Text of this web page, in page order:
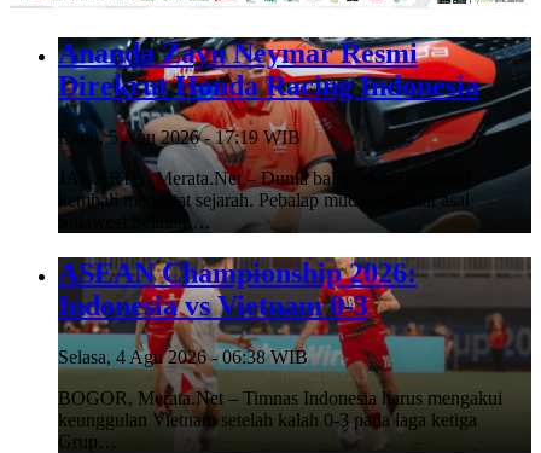
Ananda Zayn Neymar Resmi
Direkrut Honda Racing Indonesia
Rabu, 5 Agu 2026 - 17:19 WIB
JAKARTA, Merata.Net – Dunia balap mobil nasional
kembali mencatat sejarah. Pebalap muda berbakat asal
Sulawesi Selatan,…
ASEAN Championship 2026:
Indonesia vs Vietnam 0-3
Selasa, 4 Agu 2026 - 06:38 WIB
BOGOR, Merata.Net – Timnas Indonesia harus mengakui
keunggulan Vietnam setelah kalah 0-3 pada laga ketiga
Grup…